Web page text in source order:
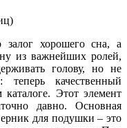
залог хорошего сна, а
из важнейших ролей,
голову, но не
качественный
Этот элемент
давно. Основная
для подушки – это